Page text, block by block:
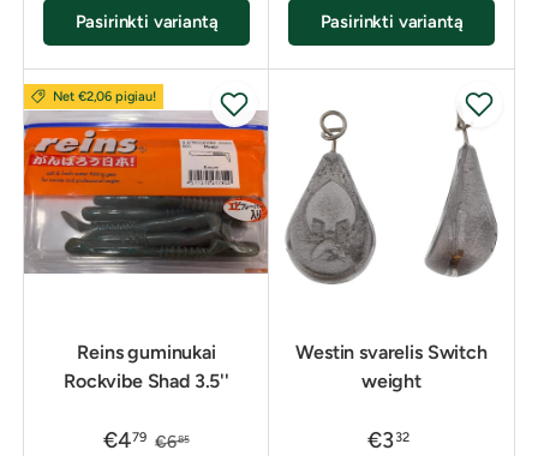
Pasirinkti variantą Pasirinkti variantą
Net €2,06 pigiau!
Reins guminukai
Rockvibe Shad 3.5''
€479 €685
Westin svarelis Switch
weight
€332